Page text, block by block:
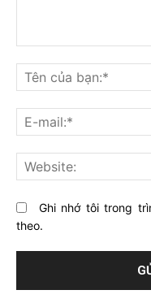
nghĩ
gì
về
bài
viết
này?
Ghi nhớ tôi trong
theo.